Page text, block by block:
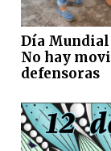
Día
No hay
defensoras